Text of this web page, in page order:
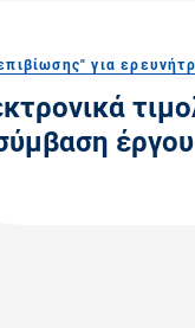
για
έργου